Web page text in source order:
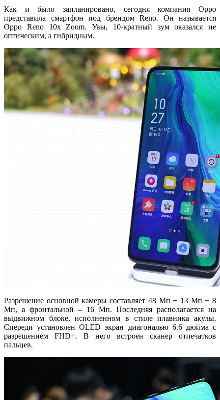
Как и было запланировано, сегодня компания Oppo
представила смартфон под брендом Reno. Он называется
Oppo Reno 10x Zoom. Увы, 10-кратный зум оказался не
оптическим, а гибридным.
Разрешение основной камеры составляет 48 Мп + 13 Мп + 8
Мп, а фронтальной – 16 Мп. Последняя располагается на
выдвижном блоке, исполненном в стиле плавника акулы.
Спереди установлен OLED экран диагональю 6.6 дюйма с
разрешением FHD+. В него встроен сканер отпечатков
пальцев.